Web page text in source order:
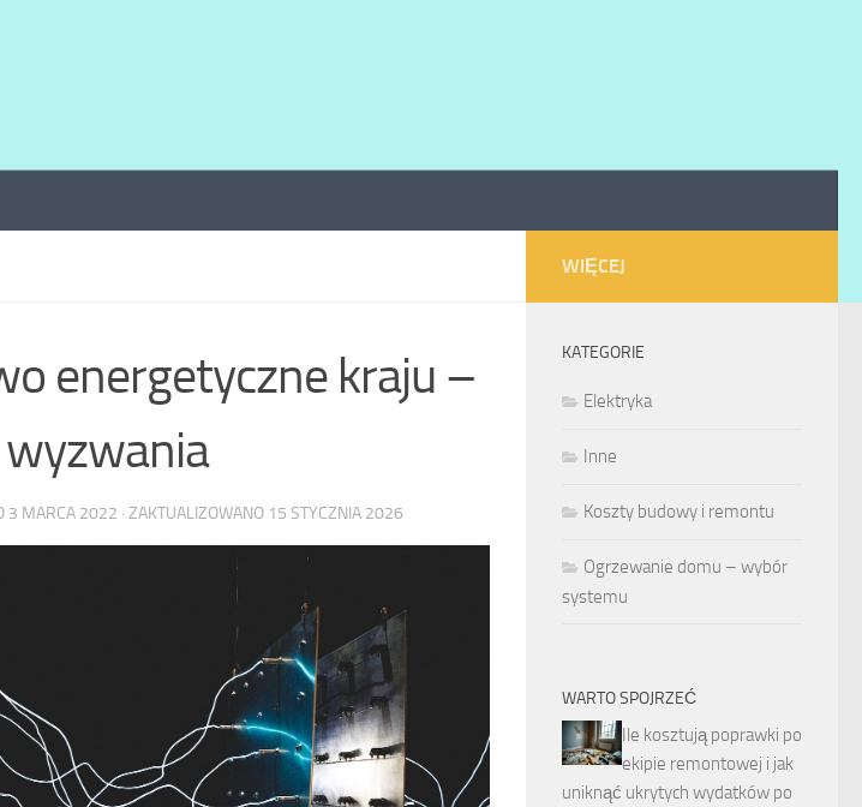
energetyczne kraju –
3 MARCA 2022 · ZAKTUALIZOWANO 15 STYCZNIA 2026
WIĘCEJ
KATEGORIE
Elektryka
Inne
Koszty budowy i remontu
Ogrzewanie domu – wybór
systemu
WARTO SPOJRZEĆ
Ile kosztują poprawki po
ekipie remontowej i jak
uniknąć ukrytych wydatków po